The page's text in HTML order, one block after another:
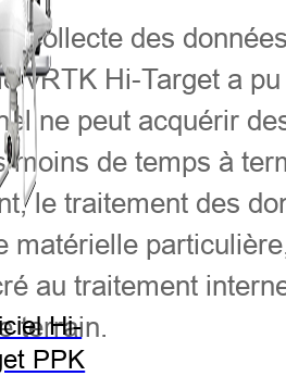
Hi-
PPK
collecte des
vRTK Hi-Target a
ne peut acquérir
moins de temps à
le traitement des
matérielle
au traitement
terrain.